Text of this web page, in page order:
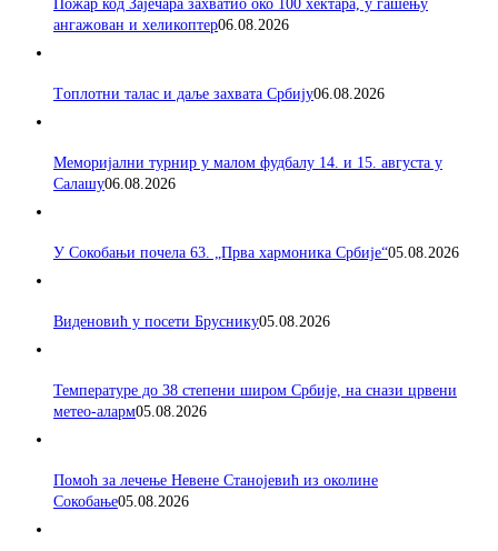
ангажован и хеликоптер06.08.2026
Tоплотни талас и даље захвата Србију06.08.2026
Меморијални турнир у малом фудбалу 14. и 15. августа у
Салашу06.08.2026
У Сокобањи почела 63. „Прва хармоника Србије“05.08.2026
Виденовић у посети Бруснику05.08.2026
Температуре до 38 степени широм Србије, на снази црвени
метео-аларм05.08.2026
Помоћ за лечење Невене Станојевић из околине
Сокобање05.08.2026